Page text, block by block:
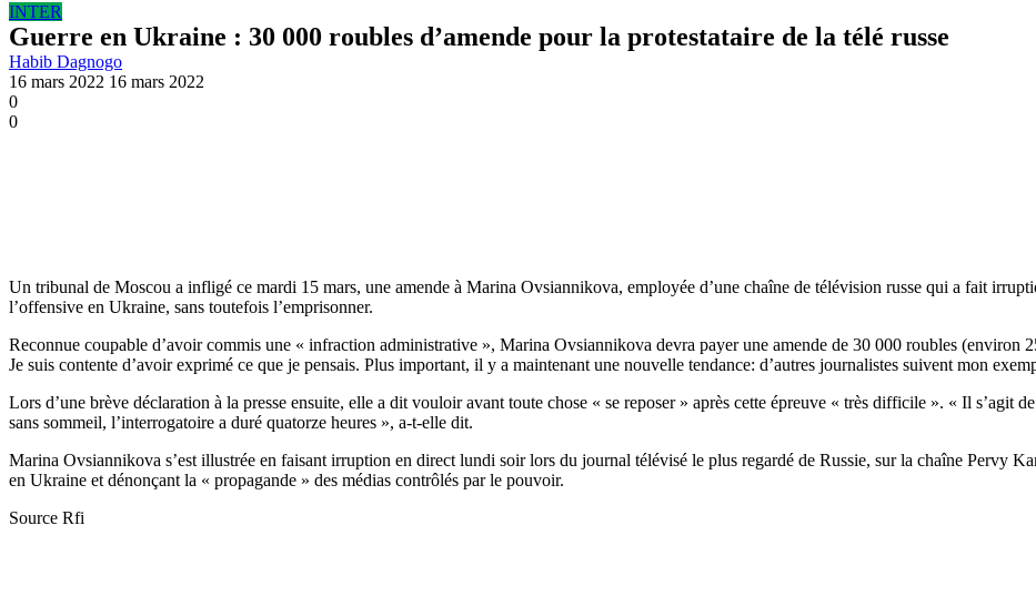
INTER
Guerre en Ukraine : 30 000 roubles d’amende pour la protestataire de la télé russe
Habib Dagnogo
16 mars 2022 16 mars 2022
0
0
Un tribunal de Moscou a infligé ce mardi 15 mars, une amende à Marina Ovsiannikova, employée d’une chaîne de télévision russe qui a fait
l’offensive en Ukraine, sans toutefois l’emprisonner.
Reconnue coupable d’avoir commis une « infraction administrative », Marina Ovsiannikova devra payer une amende de 30 000 roubles (environ
Je suis contente d’avoir exprimé ce que je pensais. Plus important, il y a maintenant une nouvelle tendance: d’autres journalistes suivent mon
Lors d’une brève déclaration à la presse ensuite, elle a dit vouloir avant toute chose « se reposer » après cette épreuve « très difficile ». « Il s’agit
sans sommeil, l’interrogatoire a duré quatorze heures », a-t-elle dit.
Marina Ovsiannikova s’est illustrée en faisant irruption en direct lundi soir lors du journal télévisé le plus regardé de Russie, sur la chaîne Pervy
en Ukraine et dénonçant la « propagande » des médias contrôlés par le pouvoir.
Source Rfi